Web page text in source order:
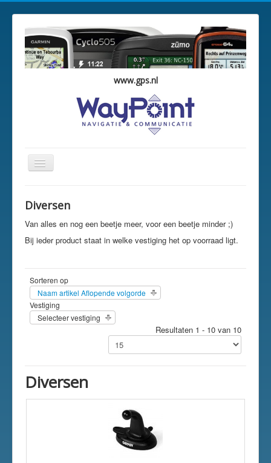
www.gps.nl
Schakelen
navigatie
Overzicht
Diversen
Van alles en nog een beetje meer, voor een beetje minder ;)
Bij ieder product staat in welke vestiging het op voorraad ligt.
Sorteren op
Naam artikel Aflopende volgorde
Vestiging
Selecteer vestiging
Resultaten 1 - 10 van 10
Diversen